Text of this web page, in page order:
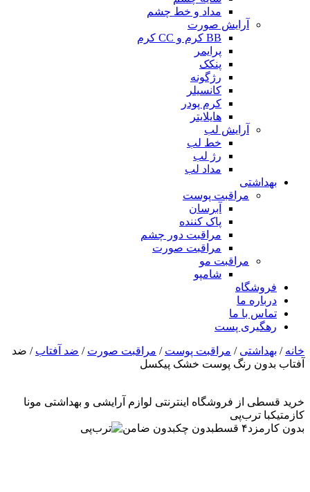
مداد و خط چشم
آرایش صورت
BB کرم و CC کرم
پرایمر
پنکک
رژگونه
کانسیلر
کرم پودر
هایلایتر
آرایش لب
خط لب
رژ لب
مداد لب
بهداشتی
مراقبت پوست
آبرسان
پاک کننده
مراقبت دور چشم
مراقبت صورت
مراقبت مو
شامپو
فروشگاه
درباره ما
تماس با ما
رهگیری پست
خانه / بهداشتی / مراقبت پوست / مراقبت صورت / ضد آفتاب / ضد
آفتاب بدون رنگ پوست خشک پیکسل
خرید قسطی از فروشگاه اینترنتی لوازم آرایشی و بهداشتی مونا
کازمتیکبا ترب‌پی
بدون کارمزد۴ قسط بدون چکبدون ضامن